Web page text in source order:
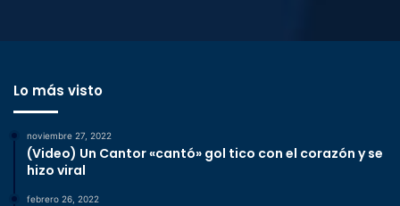
Lo más visto
noviembre 27, 2022
(Video) Un Cantor «cantó» gol tico con el corazón y se
hizo viral
febrero 26, 2022